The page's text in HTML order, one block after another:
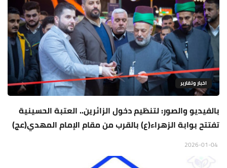
اخبار وتقارير
بالفيديو والصور: لتنظيم دخول الزائرين.. العتبة الحسينية
تفتتح بوابة الزهراء(ع) بالقرب من مقام الإمام المهدي(عج)